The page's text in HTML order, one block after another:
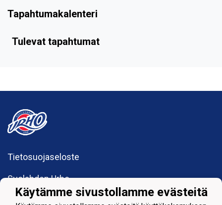
Tapahtumakalenteri
Tulevat tapahtumat
Tietosuojaseloste
Suolahden Urho
urhohockey@gmail.com
Sumiaistentie 27
Käytämme sivustollamme evästeitä